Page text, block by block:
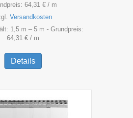
64,31 €/ m
Versandkosten
1,5 m – 5 m - Grundpreis:
64,31 € / m
Details
weist
Varianten
auf.
Die